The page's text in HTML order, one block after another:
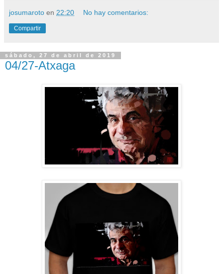
josumaroto en 22:20 No hay comentarios:
Compartir
sábado, 27 de abril de 2019
04/27-Atxaga